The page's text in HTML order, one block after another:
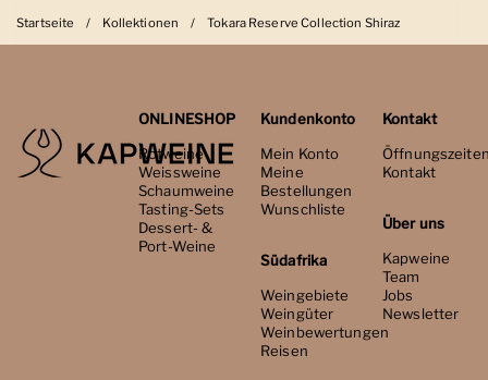
Startseite / Kollektionen / Tokara Reserve Collection Shiraz
ONLINESHOP
Rotweine
Weissweine
Schaumweine
Tasting-Sets
Dessert- &
Port-Weine
Kundenkonto
Mein Konto
Meine
Bestellungen
Wunschliste
Südafrika
Weingebiete
Weingüter
Weinbewertungen
Reisen
Kontakt
Kontakt
Über uns
Kapweine
Team
Jobs
Newsletter